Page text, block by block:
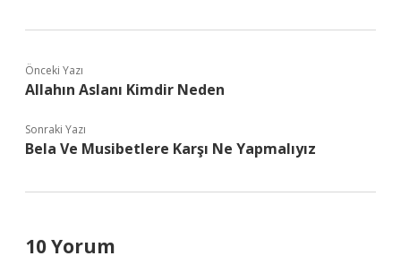
Önceki Yazı
Allahın Aslanı Kimdir Neden
Sonraki Yazı
Bela Ve Musibetlere Karşı Ne Yapmalıyız
10 Yorum